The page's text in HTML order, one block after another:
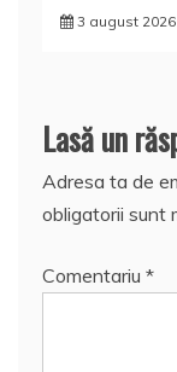
3 august 2026
Lasă un
Adresa ta de
obligatorii sunt
Comentariu *